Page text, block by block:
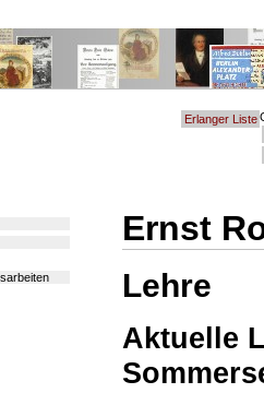
Erlanger Liste
Ernst
Lehre
Aktuelle